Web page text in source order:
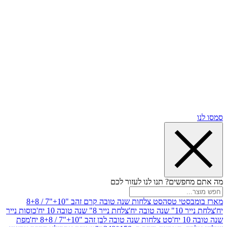
תנו לנו לעזור לכם
טסה
סט צלחות שנה טובה קרם זהב "10+"7 / 8+8
יח'
צלחת נייר 8" שנה טובה 10 יח'
כוסות נייר
סט צלחות שנה טובה לבן זהב "10+"7 / 8+8 יח'
מפת